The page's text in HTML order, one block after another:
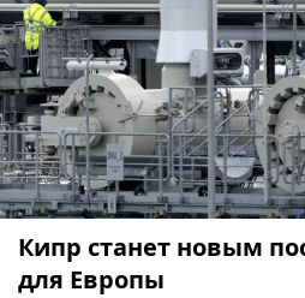
Кипр станет новым
для Европы